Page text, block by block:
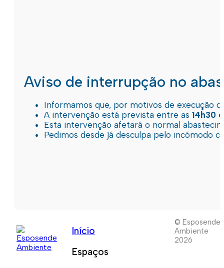
Aviso de interrupção no
Informamos que, por motivos de execução
A intervenção está prevista entre as 14h30
Esta intervenção afetará o normal
Pedimos desde já desculpa pelo incómodo
Início
Espaços
© Esposende
Ambiente
2026